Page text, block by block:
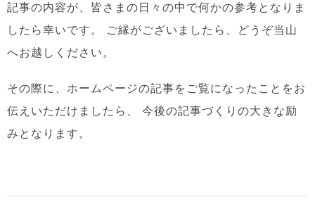
記事の内容が、皆さまの日々の中で何かの参考となりま
したら幸いです。
ご縁がございましたら、どうぞ当山
へお越しください。
その際に、ホームページの記事をご覧になったことをお
伝えいただけましたら、
今後の記事づくりの大きな励
みとなります。